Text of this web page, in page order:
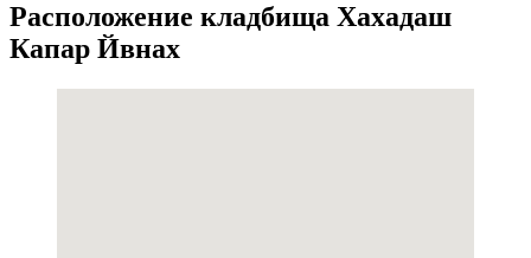
Расположение кладбища Хахадаш
Капар Йвнах